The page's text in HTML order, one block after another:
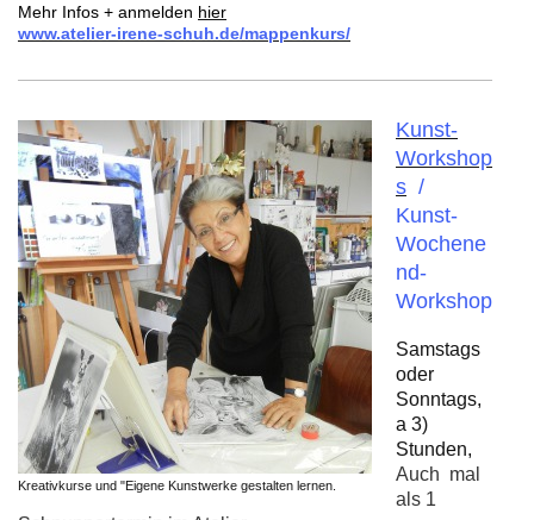
Mehr Infos + anmelden hier
www.atelier-irene-schuh.de/mappenkurs/
Kreativkurse und "Eigene Kunstwerke gestalten lernen.
Kunst-
Workshop
s /
Kunst-
Wochene
nd-
Workshop
Samstags
oder
Sonntags,
a 3)
Stunden,
Auch mal
als 1